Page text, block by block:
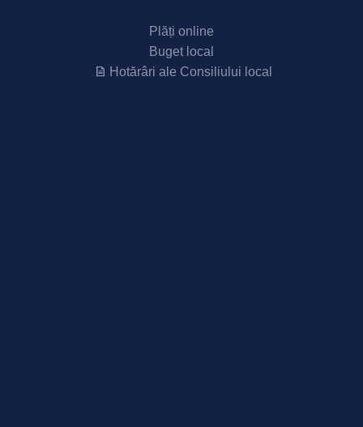
Plăți online
Buget local
Hotărâri ale Consiliului local